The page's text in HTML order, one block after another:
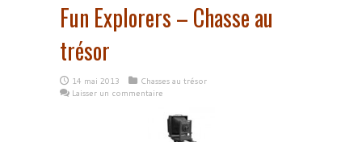
Fun Explorers – Chasse au
trésor
14 mai 2013
Chasses au trésor
Laisser un commentaire